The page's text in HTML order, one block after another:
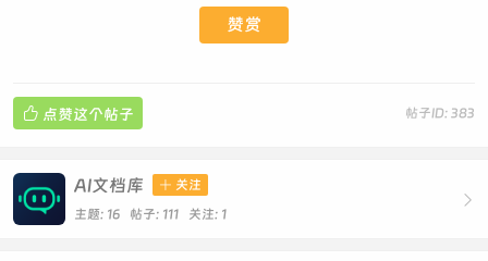
些简单的数据整理工作。这些任务虽然不紧急，但完成它们
### 5. **进行自我反思与总结**
行自我反思，思考今天的工作中有哪些地方做得好，哪些地
方可以改进。这不仅有助于提升个人能力，还能为未来的工
赞赏
帖子ID: 383
 点赞这个帖子

AI文档库  关注
主题: 16 帖子: 111 关注: 1